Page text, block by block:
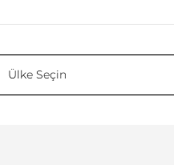
Ülke Seçin